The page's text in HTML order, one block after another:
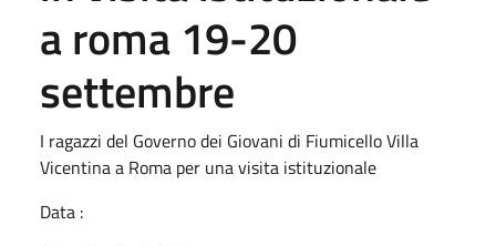
a roma 19-20
settembre
I ragazzi del Governo dei Giovani di Fiumicello Villa
Vicentina a Roma per una visita istituzionale
Data :